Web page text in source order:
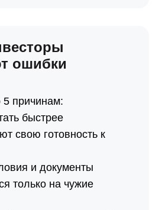
ошибки
причинам:
быстрее
свою готовность к
и документы
только на чужие